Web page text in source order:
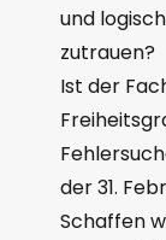
und
zutrauen?
Ist der
der 31.
Schaffen